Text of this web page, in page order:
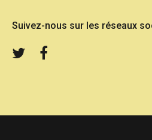
Suivez-nous sur les réseaux
Twitter